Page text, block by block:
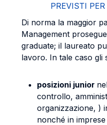
PREVISTI
Di norma la maggior
Management
graduate; il laureato
lavoro. In tale caso gli
posizioni junior
controllo,
organizzazione, )
nonché in